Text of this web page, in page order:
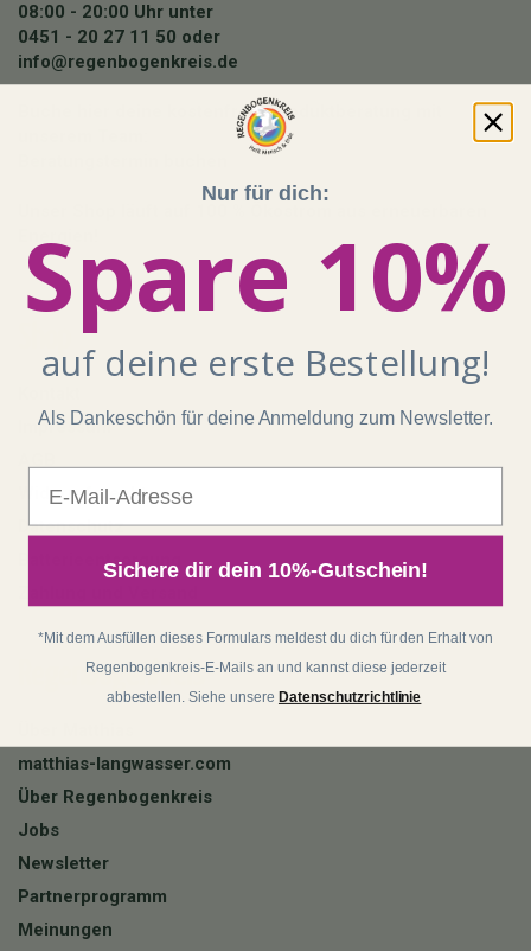
08:00 - 20:00 Uhr unter
0451 - 20 27 11 50 oder
info@regenbogenkreis.de
Buche hier deine kostenfreie Produktberatung mit
Impressum
Widerrufsrecht
Datenschutz
Batterieentsorgung
Regenbogenkreis
matthias-langwasser.com
Über Regenbogenkreis
Jobs
Newsletter
Partnerprogramm
Meinungen
Nur für dich:
Spare 10%
auf deine erste Bestellung!
Als Dankeschön für deine Anmeldung zum Newsletter.
Sichere dir dein 10%-Gutschein!
*Mit dem Ausfüllen dieses Formulars meldest du dich für den Erhalt von
Regenbogenkreis-E-Mails an und kannst diese jederzeit
abbestellen. Siehe unsere Datenschutzrichtlinie